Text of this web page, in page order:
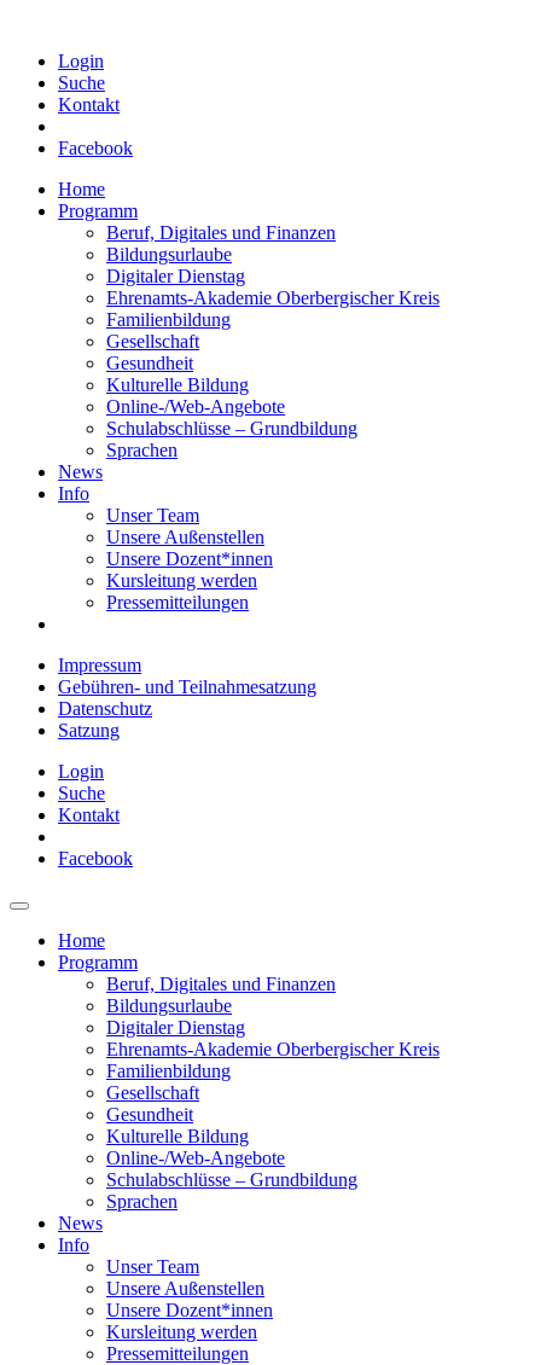
Login
Suche
Kontakt
Facebook
Home
Programm
Beruf, Digitales und Finanzen
Bildungsurlaube
Digitaler Dienstag
Ehrenamts-Akademie Oberbergischer Kreis
Familienbildung
Gesellschaft
Gesundheit
Kulturelle Bildung
Online-/Web-Angebote
Schulabschlüsse – Grundbildung
Sprachen
News
Info
Unser Team
Unsere Außenstellen
Unsere Dozent*innen
Kursleitung werden
Pressemitteilungen
Impressum
Gebühren- und Teilnahmesatzung
Datenschutz
Satzung
Login
Suche
Kontakt
Facebook
Home
Programm
Beruf, Digitales und Finanzen
Bildungsurlaube
Digitaler Dienstag
Ehrenamts-Akademie Oberbergischer Kreis
Familienbildung
Gesellschaft
Gesundheit
Kulturelle Bildung
Online-/Web-Angebote
Schulabschlüsse – Grundbildung
Sprachen
News
Info
Unser Team
Unsere Außenstellen
Unsere Dozent*innen
Kursleitung werden
Pressemitteilungen